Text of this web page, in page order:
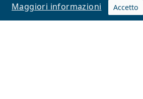
Maggiori informazioni
Accetto
Il sito Lentiamo.it è proprietà di Lentiamo
Online - per te -